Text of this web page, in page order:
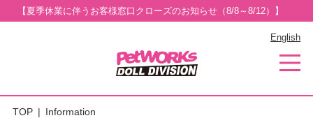
【夏季休業に伴うお客様窓口クローズのお知らせ（8/8～8/12）】
English
TOP Information